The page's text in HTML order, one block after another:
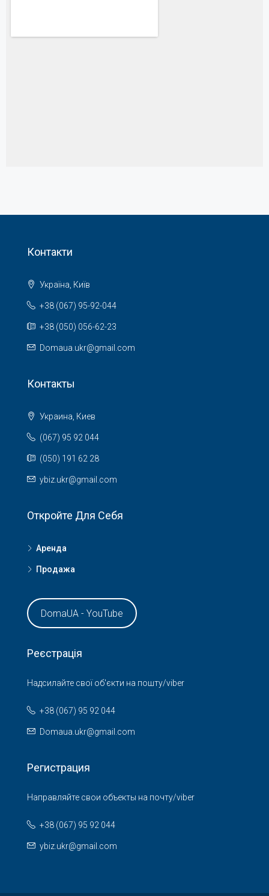
Контакти
Україна, Київ
+38 (067) 95-92-044
+38 (050) 056-62-23
Domaua.ukr@gmail.com
Контакты
Украина, Киев
(067) 95 92 044
(050) 191 62 28
ybiz.ukr@gmail.com
Откройте Для Себя
Аренда
Продажа
DomaUA - YouTube
Реєстрація
Надсилайте свої об'єкти на пошту/viber
+38 (067) 95 92 044
Domaua.ukr@gmail.com
Регистрация
Направляйте свои объекты на почту/viber
+38 (067) 95 92 044
ybiz.ukr@gmail.com